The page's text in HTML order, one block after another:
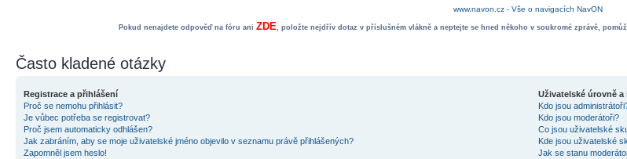
www.navon.cz - Vše o navigacích NavON
Pokud nenajdete odpověď na fóru ani ZDE, položte nejdřív dotaz v příslušném vlákně a neptejte se hned někoho v soukromé zprávě,
Často kladené otázky
Registrace a přihlášení
Proč se nemohu přihlásit?
Je vůbec potřeba se registrovat?
Proč jsem automaticky odhlášen?
Jak zabráním, aby se moje uživatelské jméno objevilo v seznamu právě přihlášených?
Zapomněl jsem heslo!
Uživatelské úrovně a
Kdo jsou
Kdo jsou moderátoři?
Co jsou uživatelské
Kde jsou uživatelské
Jak se stanu